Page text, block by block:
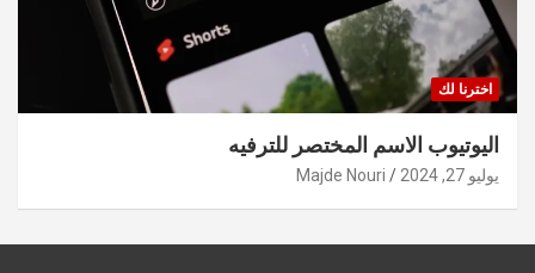
اخترنا لك
اليوتيوب الاسم المختصر للترفيه
يوليو 27, 2024 Majde Nouri